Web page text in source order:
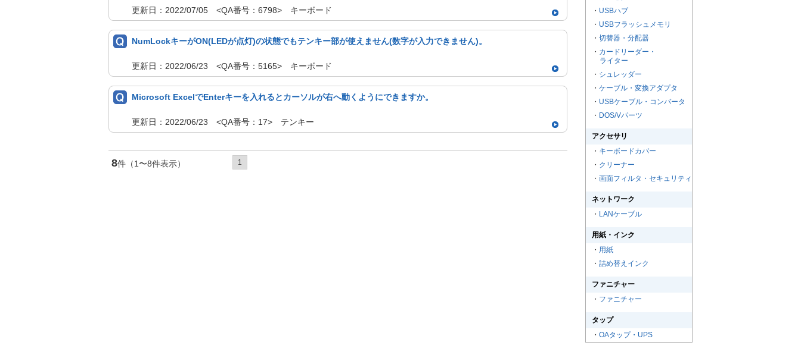
更新日：2022/07/05 <QA番号：6798> キーボード
NumLockキーがON(LEDが点灯)の状態でもテンキー部が使えません(数字が入力できません)。
更新日：2022/06/23 <QA番号：5165> キーボード
Microsoft ExcelでEnterキーを入れるとカーソルが右へ動くようにできますか。
更新日：2022/06/23 <QA番号：17> テンキー
8件（1〜8件表示） 1
・ USBハブ
・ USBフラッシュメモリ
・ 切替器・分配器
・ カードリーダー・
ライター
・ シュレッダー
・ ケーブル・変換アダプタ
・ USBケーブル・コンバータ
・ DOS/Vパーツ
アクセサリ
・ キーボードカバー
・ クリーナー
・ 画面フィルタ・セキュリティ
ネットワーク
・ LANケーブル
用紙・インク
・ 用紙
・ 詰め替えインク
ファニチャー
・ ファニチャー
タップ
・ OAタップ・UPS